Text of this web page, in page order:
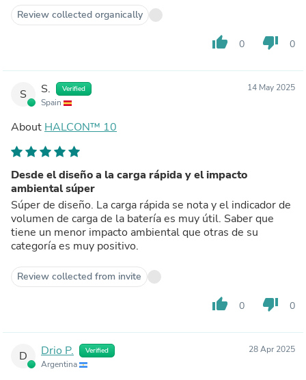
Review collected organically
thumb_up 0 thumb_down 0
S S. Verified
Spain
14 May 2025
About HALCON™ 10
Desde el diseño a la carga rápida y el impacto
ambiental súper
Súper de diseño. La carga rápida se nota y el indicador de
volumen de carga de la batería es muy útil. Saber que
tiene un menor impacto ambiental que otras de su
categoría es muy positivo.
Review collected from invite
thumb_up 0 thumb_down 0
D Drio P. Verified
Argentina
28 Apr 2025